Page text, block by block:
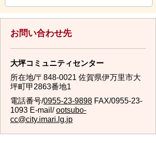
お問い合わせ先
大坪コミュニティセンター
所在地/〒848-0021 佐賀県伊万里市大
坪町甲2863番地1
電話番号/0955-23-9898 FAX/0955-23-
1093 E-mail/ootsubo-
cc@city.imari.lg.jp